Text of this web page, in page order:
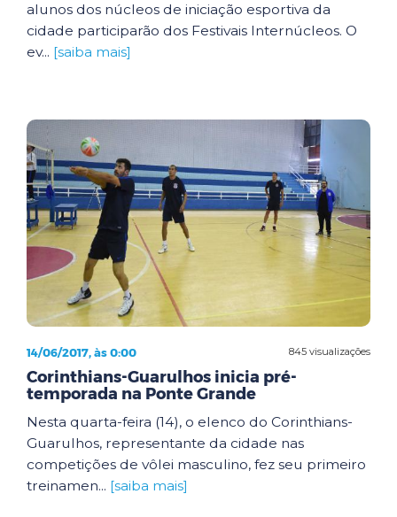
alunos dos núcleos de iniciação esportiva da
cidade participarão dos Festivais Internúcleos. O
ev... [saiba mais]
845 visualizações
14/06/2017, às 0:00
Corinthians-Guarulhos inicia pré-
temporada na Ponte Grande
Nesta quarta-feira (14), o elenco do Corinthians-
Guarulhos, representante da cidade nas
competições de vôlei masculino, fez seu primeiro
treinamen... [saiba mais]